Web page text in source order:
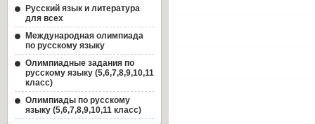
Русский язык и литература
для всех
Международная олимпиада
по русскому языку
Олимпиадные задания по
русскому языку (5,6,7,8,9,10,11
класс)
Олимпиады по русскому
языку (5,6,7,8,9,10,11 класс)